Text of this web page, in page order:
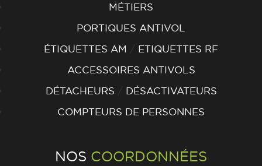
MÉTIERS
PORTIQUES ANTIVOL
ÉTIQUETTES AM
ETIQUETTES RF
ACCESSOIRES ANTIVOLS
DÉTACHEURS
DÉSACTIVATEURS
COMPTEURS DE PERSONNES
NOS COORDONNÉES